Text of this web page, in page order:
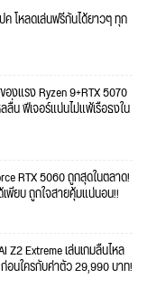
ค โหลดเล่นฟรีกันได้ยาวๆ ทุก
งแรง Ryzen 9+RTX 5070
ลื่น ฟีเจอร์แน่นไม่แพ้เรือธงใน
RTX 5060 ถูกสุดในตลาด!
เพียบ ถูกใจสายคุ้มแน่นอน!!
Z2 Extreme เล่นเกมลื่นไหล
ก่อนใครกับค่าตัว 29,990 บาท!